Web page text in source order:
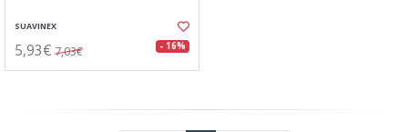
SUAVINEX
5,93€ 7,03€ - 16%